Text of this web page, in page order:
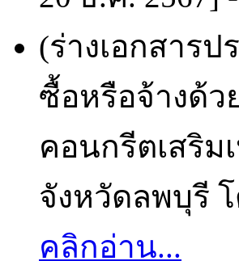
(ร่างเอกสารป
ซื้อหรือจ้างด้ว
คอนกรีตเสริ
จังหวัดลพบุรี โ
คลิกอ่าน...